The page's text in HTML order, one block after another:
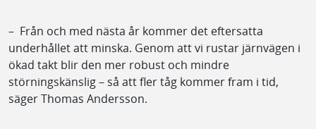
– Från och med nästa år kommer det eftersatta
underhållet att minska. Genom att vi rustar järnvägen i
ökad takt blir den mer robust och mindre
störningskänslig – så att fler tåg kommer fram i tid,
säger Thomas Andersson.